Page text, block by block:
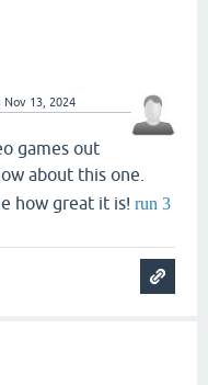
Nov 13, 2024
games out
about this one.
how great it is! run 3